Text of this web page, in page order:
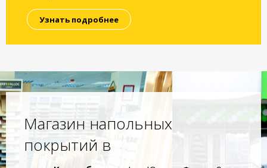
Узнать подробнее
Магазин напольных
покрытий в